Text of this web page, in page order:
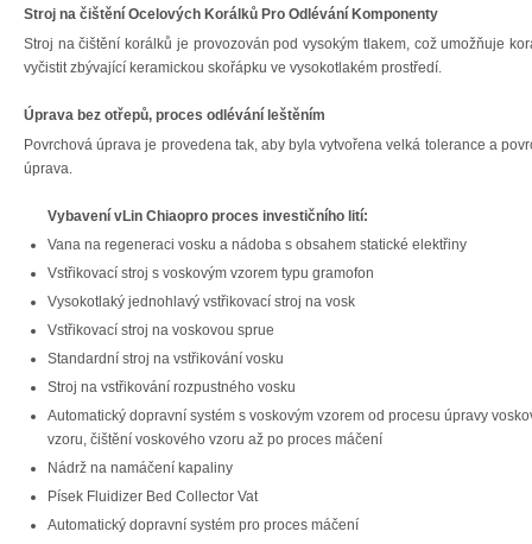
Stroj na čištění Ocelových Korálků Pro Odlévání Komponenty
Stroj na čištění korálků je provozován pod vysokým tlakem, což umožňuje
vyčistit zbývající keramickou skořápku ve vysokotlakém prostředí.
Úprava bez otřepů, proces odlévání leštěním
Povrchová úprava je provedena tak, aby byla vytvořena velká tolerance a
úprava.
Vybavení vLin Chiaopro proces investičního lití:
Vana na regeneraci vosku a nádoba s obsahem statické elektřiny
Vstřikovací stroj s voskovým vzorem typu gramofon
Vysokotlaký jednohlavý vstřikovací stroj na vosk
Vstřikovací stroj na voskovou sprue
Standardní stroj na vstřikování vosku
Stroj na vstřikování rozpustného vosku
Automatický dopravní systém s voskovým vzorem od procesu úpravy
vzoru, čištění voskového vzoru až po proces máčení
Nádrž na namáčení kapaliny
Písek Fluidizer Bed Collector Vat
Automatický dopravní systém pro proces máčení